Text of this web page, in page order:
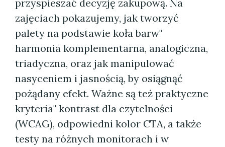
przyspieszać decyzję zakupową. Na
zajęciach pokazujemy, jak tworzyć
palety na podstawie koła barw"
harmonia komplementarna, analogiczna,
triadyczna, oraz jak manipulować
nasyceniem i jasnością, by osiągnąć
pożądany efekt. Ważne są też praktyczne
kryteria" kontrast dla czytelności
(WCAG), odpowiedni kolor CTA, a także
testy na różnych monitorach i w